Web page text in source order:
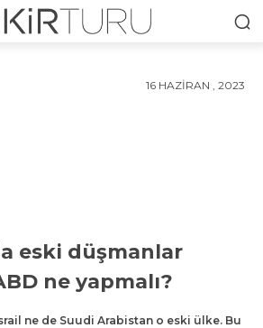
16 HAZIRAN , 2023
eski düşmanlar
ne yapmalı?
ne de Suudi Arabistan o eski ülke. Bu